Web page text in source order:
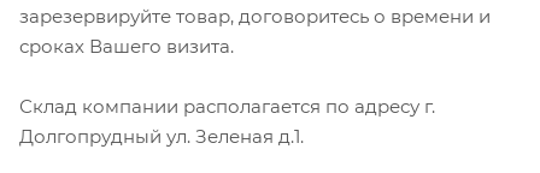
зарезервируйте товар, договоритесь о времени и
сроках Вашего визита.
Склад компании располагается по адресу г.
Долгопрудный ул. Зеленая д.1.